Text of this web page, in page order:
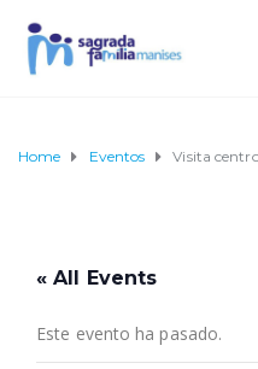
Home Eventos Visita
« All Events
Este evento ha pasado.